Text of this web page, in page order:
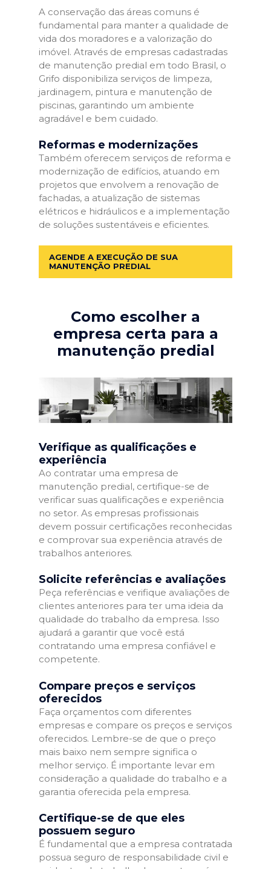
A conservação das áreas comuns é
fundamental para manter a qualidade de
vida dos moradores e a valorização do
imóvel. Através de empresas cadastradas
de manutenção predial em todo Brasil, o
Grifo disponibiliza serviços de limpeza,
jardinagem, pintura e manutenção de
piscinas, garantindo um ambiente
agradável e bem cuidado.
Reformas e modernizações
Também oferecem serviços de reforma e
modernização de edifícios, atuando em
projetos que envolvem a renovação de
fachadas, a atualização de sistemas
elétricos e hidráulicos e a implementação
de soluções sustentáveis e eficientes.
AGENDE A EXECUÇÃO DE SUA
MANUTENÇÃO PREDIAL
Como escolher a
empresa certa para a
manutenção predial
Verifique as qualificações e
experiência
Ao contratar uma empresa de
manutenção predial, certifique-se de
verificar suas qualificações e experiência
no setor. As empresas profissionais
devem possuir certificações reconhecidas
e comprovar sua experiência através de
trabalhos anteriores.
Solicite referências e avaliações
Peça referências e verifique avaliações de
clientes anteriores para ter uma ideia da
qualidade do trabalho da empresa. Isso
ajudará a garantir que você está
contratando uma empresa confiável e
competente.
Compare preços e serviços
oferecidos
Faça orçamentos com diferentes
empresas e compare os preços e serviços
oferecidos. Lembre-se de que o preço
mais baixo nem sempre significa o
melhor serviço. É importante levar em
consideração a qualidade do trabalho e a
garantia oferecida pela empresa.
Certifique-se de que eles
possuem seguro
É fundamental que a empresa contratada
possua seguro de responsabilidade civil e